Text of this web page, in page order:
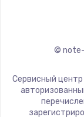
©
Сервисный